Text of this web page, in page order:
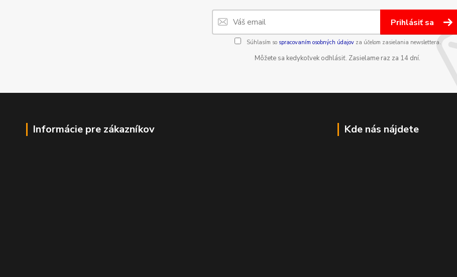
Prihlásiť sa
Súhlasím so spracovaním osobných údajovza účelom zasielania newslettera.
Môžete sa kedykoľvek odhlásiť. Zasielame raz za 14 dní.
Informácie pre zákazníkov Kde nás nájdete